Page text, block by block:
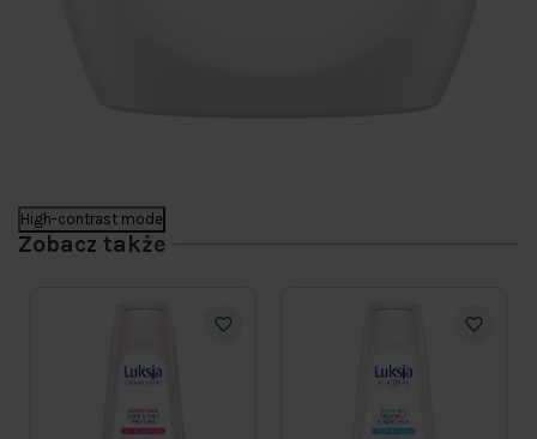
High-contrast mode
Zobacz także